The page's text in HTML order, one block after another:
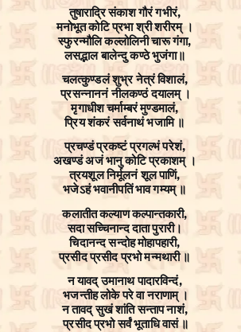
तुषाराद्रि संकाश गौरं गभीरं,
मनोभूत कोटि प्रभा श्री शरीरम् ।
स्फुरन्मौलि कल्लोलिनी चारू गंगा,
लसद्भाल बालेन्दु कण्ठे भुजंगा॥
चलत्कुण्डलं शुभ्र नेत्रं विशालं,
प्रसन्नाननं नीलकण्ठं दयालम् ।
मृगाधीश चर्माम्बरं मुण्डमालं,
प्रिय शंकरं सर्वनाथं भजामि ॥
प्रचण्डं प्रकष्टं प्रगल्भं परेशं,
अखण्डं अजं भानु कोटि प्रकाशम् ।
त्रयशूल निर्मूलनं शूल पाणिं,
भजेऽहं भवानीपतिं भाव गम्यम् ॥
कलातीत कल्याण कल्पान्तकारी,
सदा सच्चिनान्द दाता पुरारी।
चिदानन्द सन्दोह मोहापहारी,
प्रसीद प्रसीद प्रभो मन्मथारी ॥
न यावद् उमानाथ पादारविन्दं,
भजन्तीह लोके परे वा नराणाम् ।
न तावद् सुखं शांति सन्ताप नाशं,
प्रसीद प्रभो सर्वं भूताधि वासं ॥